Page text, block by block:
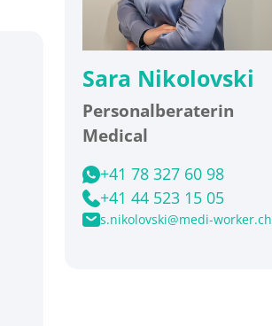
Sara Nikolovski
Personalberaterin
Medical
+41 78 327 60 98
+41 44 523 15 05
s.nikolovski@medi-worker.ch